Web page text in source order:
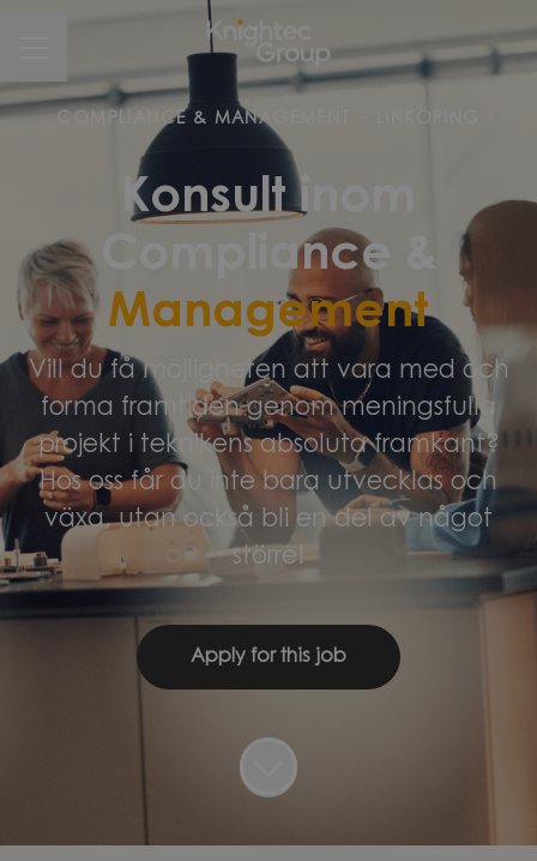
COMPLIANCE & MANAGEMENT LINKÖPING
Konsult inom
Compliance &
Management
Vill du få möjligheten att vara med och
forma framtiden genom meningsfulla
projekt i teknikens absoluta framkant?
Hos oss får du inte bara utvecklas och
växa, utan också bli en del av något
större!
Apply for this job